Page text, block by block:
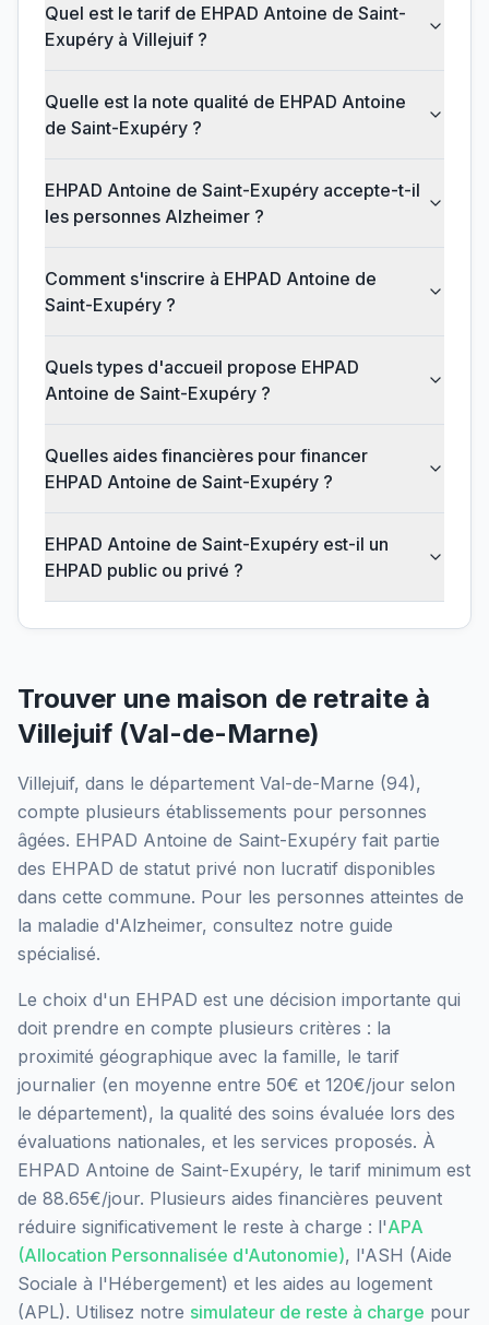
Quel est le tarif de EHPAD Antoine de Saint-
Exupéry à Villejuif ?
Quelle est la note qualité de EHPAD Antoine
de Saint-Exupéry ?
EHPAD Antoine de Saint-Exupéry accepte-t-il
les personnes Alzheimer ?
Comment s'inscrire à EHPAD Antoine de
Saint-Exupéry ?
Quels types d'accueil propose EHPAD
Antoine de Saint-Exupéry ?
Quelles aides financières pour financer
EHPAD Antoine de Saint-Exupéry ?
EHPAD Antoine de Saint-Exupéry est-il un
EHPAD public ou privé ?
Trouver une maison de retraite à
Villejuif (Val-de-Marne)
Villejuif, dans le département Val-de-Marne (94),
compte plusieurs établissements pour personnes
âgées. EHPAD Antoine de Saint-Exupéry fait partie
des EHPAD de statut privé non lucratif disponibles
dans cette commune. Pour les personnes atteintes de
la maladie d'Alzheimer, consultez notre guide
spécialisé.
Le choix d'un EHPAD est une décision importante qui
doit prendre en compte plusieurs critères : la
proximité géographique avec la famille, le tarif
journalier (en moyenne entre 50€ et 120€/jour selon
le département), la qualité des soins évaluée lors des
évaluations nationales, et les services proposés. À
EHPAD Antoine de Saint-Exupéry, le tarif minimum est
de 88.65€/jour. Plusieurs aides financières peuvent
réduire significativement le reste à charge : l'APA
(Allocation Personnalisée d'Autonomie), l'ASH (Aide
Sociale à l'Hébergement) et les aides au logement
(APL). Utilisez notre simulateur de reste à charge pour